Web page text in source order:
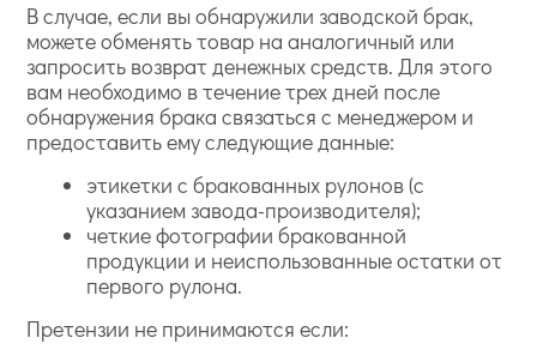
В случае, если вы обнаружили заводской брак,
можете обменять товар на аналогичный или
запросить возврат денежных средств. Для этого
вам необходимо в течение трех дней после
обнаружения брака связаться с менеджером и
предоставить ему следующие данные:
этикетки с бракованных рулонов (с
указанием завода-производителя);
четкие фотографии бракованной
продукции и неиспользованные остатки от
первого рулона.
Претензии не принимаются если: